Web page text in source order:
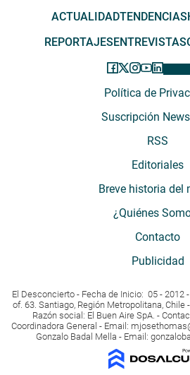
ACTUALIDADTENDENCIAS
REPORTAJESENTREVISTAS
Política de
Suscripción
RSS
Editoriales
Breve historia del
¿Quiénes
Contacto
Publicidad
El Desconcierto - Fecha de Inicio: 05 - 2012
of. 63. Santiago, Región Metropolitana, Chile
Razón social: El Buen Aire SpA. -
Coordinadora General - Email:
Gonzalo Badal Mella - Email: